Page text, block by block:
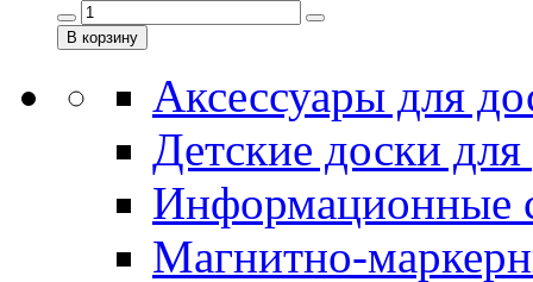
Аксессуары для
Детские доски
Информационные
Магнитно-